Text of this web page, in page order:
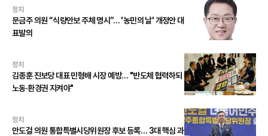
정치
문금주 의원 “식량안보 주체 명시”… '농민의 날' 개정안 대
표발의
정치
김종훈 진보당 대표 민형배 시장 예방… "반도체 협력하되
노동·환경권 지켜야"
정치
안도걸 의원 통합특별시당위원장 후보 등록… 3대 핵심 과